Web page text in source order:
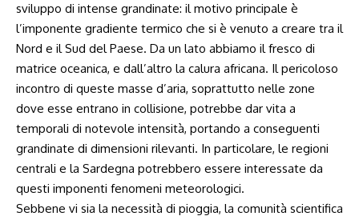
sviluppo di intense grandinate: il motivo principale⁢ è
l’imponente gradiente termico che si è venuto a creare tra il
Nord e il Sud del Paese. Da un lato abbiamo il fresco ‍di
matrice oceanica, e⁣ dall’altro la calura ⁣africana. Il pericoloso
incontro di ⁤queste masse‍ d’aria, soprattutto nelle zone
dove esse entrano in collisione, potrebbe dar vita a
temporali di notevole intensità, portando a conseguenti
grandinate di dimensioni rilevanti.⁣ In particolare, le regioni
centrali e la Sardegna potrebbero essere interessate da
questi imponenti fenomeni meteorologici.
Sebbene vi sia ‌la necessità di pioggia, la ⁢comunità‌ scientifica